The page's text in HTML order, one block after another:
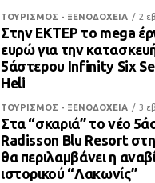
ΤΟΥΡΙΣΜΟΣ - ΞΕΝΟΔΟΧΕΙΑ 2
Στην ΕΚΤΕΡ το mega
ευρώ για την
5άστερου Infinity Six
Heli
ΤΟΥΡΙΣΜΟΣ - ΞΕΝΟΔΟΧΕΙΑ 3
Στα “σκαριά” το νέο
Radisson Blu Resort
θα περιλαμβάνει η
ιστορικού “Λακωνίς”